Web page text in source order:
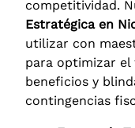
competitividad.
Estratégica en
utilizar con
para optimizar el
beneficios y
contingencias